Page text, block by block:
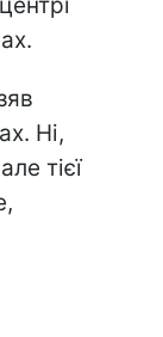
Ні,
тієї